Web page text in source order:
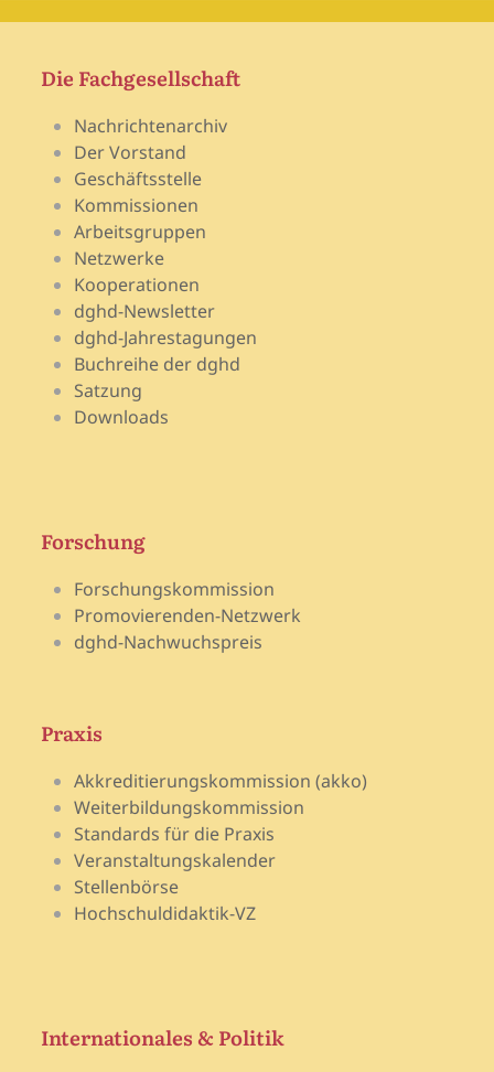
Die Fachgesellschaft
Nachrichtenarchiv
Der Vorstand
Geschäftsstelle
Kommissionen
Arbeitsgruppen
Netzwerke
Kooperationen
dghd-Newsletter
dghd-Jahrestagungen
Buchreihe der dghd
Satzung
Downloads
Forschung
Forschungskommission
Promovierenden-Netzwerk
dghd-Nachwuchspreis
Praxis
Akkreditierungskommission (akko)
Weiterbildungskommission
Standards für die Praxis
Veranstaltungskalender
Stellenbörse
Hochschuldidaktik-VZ
Internationales & Politik